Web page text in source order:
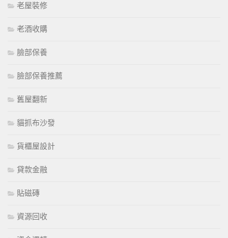
老屋裝修
老酒收購
臉部保養
臉部保養推薦
舊屋翻新
貓抓布沙發
貨櫃屋設計
貸款金融
貼磁磚
資源回收